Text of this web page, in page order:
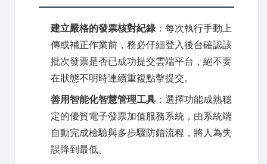
建立嚴格的發票核對紀錄：每次執行手動上
傳或補正作業前，務必仔細登入後台確認該
批次發票是否已成功提交雲端平台，絕不要
在狀態不明時連續重複點擊提交。
善用智能化智慧管理工具 ：選擇功能成熟穩
定的優質電子發票加值服務系統，由系統端
自動完成檢驗與多步驟防錯流程，將人為失
誤降到最低。